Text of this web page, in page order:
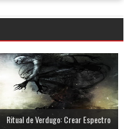
Ritual de Verdugo: Crear Espectro